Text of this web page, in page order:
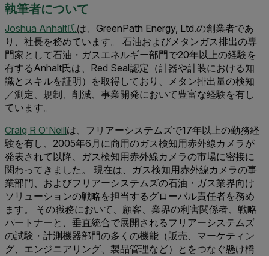
執筆者について
Joshua Anhalt氏は、GreenPath Energy, Ltd.の創業者であ
り、社長を務めています。 石油およびメタンガス排出の専
門家として石油・ガスエネルギー部門で20年以上の経験を
有するAnhalt氏は、Red Seal認定（計器や計装における知
識とスキルを証明）を取得しており、メタン排出量の検知
／測定、規制、削減、事業開発において豊富な経験を有し
ています。
Craig R O'Neillは、フリアーシステムズで17年以上の勤務経
験を有し、2005年6月に商用のガス検知用赤外線カメラが
発表されて以降、ガス検知用赤外線カメラの市場に密接に
関わってきました。 現在は、ガス検知用赤外線カメラの事
業部門、およびフリアーシステムズの石油・ガス業界向け
ソリューションの戦略を担当するグローバル責任者を務め
ます。 その職務において、顧客、業界の利害関係者、戦略
パートナーと、垂直統合で展開されるフリアーシステムズ
の試験・計測機器部門の多くの機能（販売、マーケティン
グ、エンジニアリング、製品管理など）とをつなぐ懸け橋